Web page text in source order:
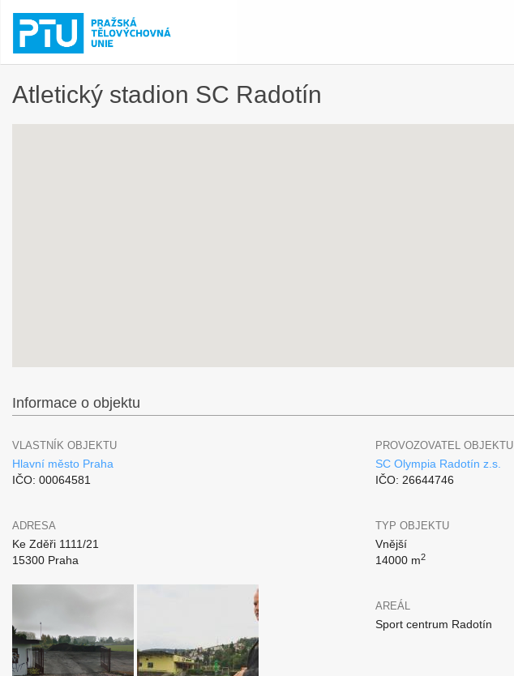
Atletický stadion SC Radotín
Informace o objektu
VLASTNÍK OBJEKTU
Hlavní město Praha
IČO: 00064581
PROVOZOVATEL OBJEKTU
SC Olympia Radotín z.s.
IČO: 26644746
ADRESA
Ke Zděři 1111/21
15300 Praha
TYP OBJEKTU
Vnější
14000 m2
AREÁL
Sport centrum Radotín